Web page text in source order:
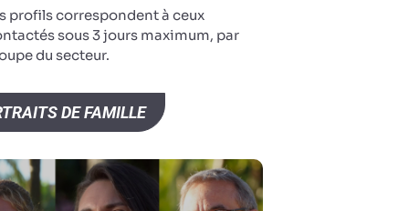
profils correspondent à ceux
sous 3 jours maximum, par
du secteur.
DE FAMILLE